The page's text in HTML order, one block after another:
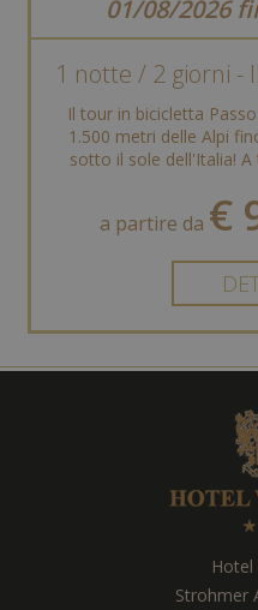
01/08/2026
Il tour in bicicletta
1.500 metri delle Alpi
sotto il sole dell'Italia!
a partire da €
Hotel
Strohmer